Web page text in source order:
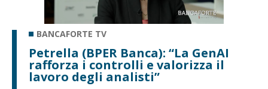
BANCAFORTE TV
Petrella (BPER Banca): “La GenAI
rafforza i controlli e valorizza il
lavoro degli analisti”